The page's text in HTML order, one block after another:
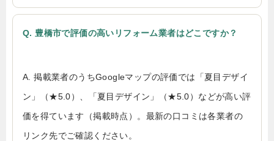
Q. 豊橋市で評価の高いリフォーム業者はどこですか？
A. 掲載業者のうちGoogleマップの評価では「夏目デザイ
ン」（★5.0）、「夏目デザイン」（★5.0）などが高い評
価を得ています（掲載時点）。最新の口コミは各業者の
リンク先でご確認ください。